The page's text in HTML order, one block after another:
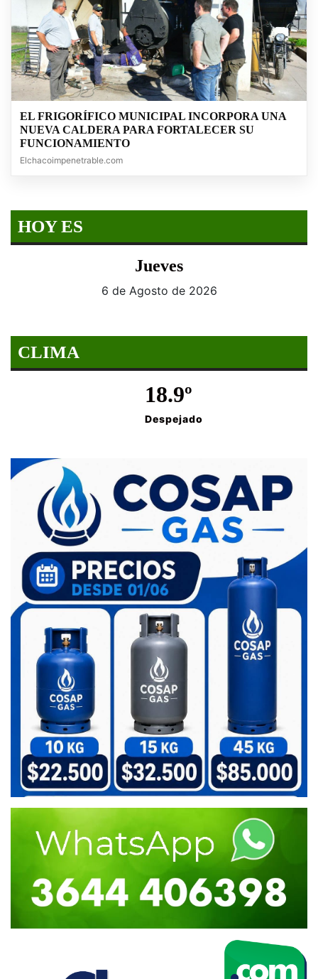
EL FRIGORÍFICO MUNICIPAL INCORPORA UNA
NUEVA CALDERA PARA FORTALECER SU
FUNCIONAMIENTO
Elchacoimpenetrable.com
HOY ES
Jueves
6 de Agosto de 2026
CLIMA
18.9º
Despejado